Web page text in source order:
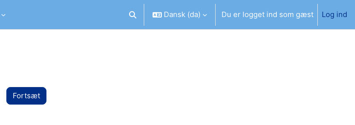
Skift søgeindput
Dansk ‎(da)‎ Du er logget ind som gæst Log ind
Fortsæt